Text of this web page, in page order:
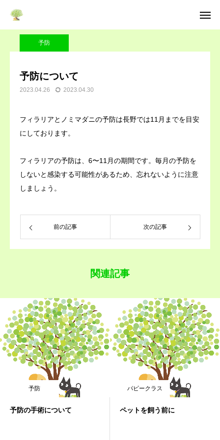
予防
予防について
2023.04.26 2023.04.30
フィラリアとノミマダニの予防は長野では11月までを目安
にしております。
フィラリアの予防は、6〜11月の期間です。毎月の予防を
しないと感染する可能性があるため、忘れないように注意
しましょう。
前の記事 次の記事
関連記事
予防
予防の手術について
パピークラス
ペットを飼う前に
アクセス
休診日 お問い合わせ
犬猫の 鍼・漢方治療
パピークラス
KIKOCA（カウンセリング）
トレーニング